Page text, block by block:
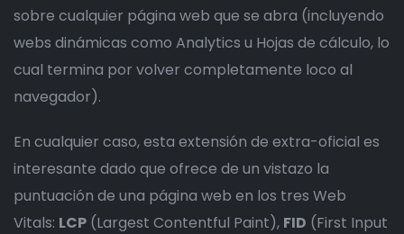
sobre cualquier página web que se abra (incluyendo
webs dinámicas como Analytics u Hojas de cálculo, lo
cual termina por volver completamente loco al
navegador).
En cualquier caso, esta extensión de extra-oficial es
interesante dado que ofrece de un vistazo la
puntuación de una página web en los tres Web
Vitals: LCP (Largest Contentful Paint), FID (First Input